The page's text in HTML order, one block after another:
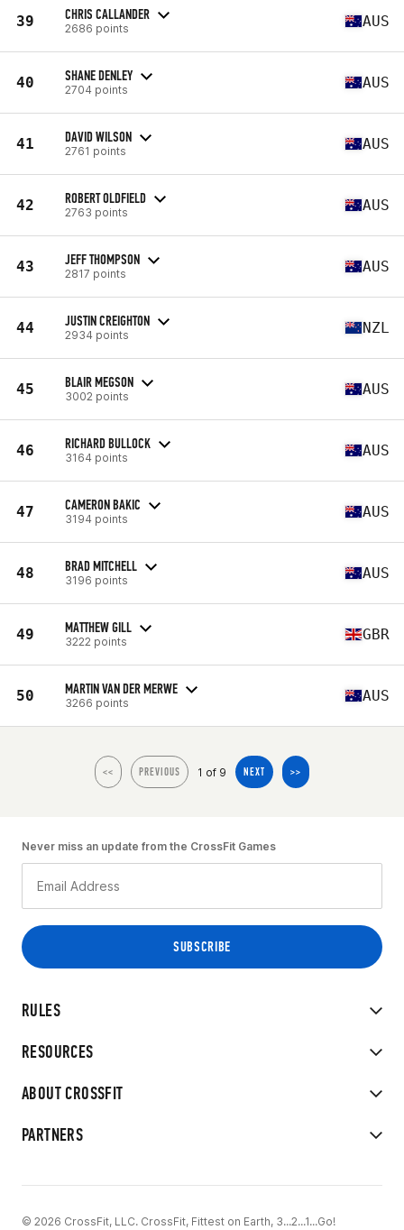
39 CHRIS CALLANDER
2686 points AUS
40 SHANE DENLEY
2704 points AUS
41 DAVID WILSON
2761 points AUS
42 ROBERT OLDFIELD
2763 points AUS
43 JEFF THOMPSON
2817 points AUS
44 JUSTIN CREIGHTON
2934 points NZL
45 BLAIR MEGSON
3002 points AUS
46 RICHARD BULLOCK
3164 points AUS
47 CAMERON BAKIC
3194 points AUS
48 BRAD MITCHELL
3196 points AUS
49 MATTHEW GILL
3222 points GBR
50 MARTIN VAN DER MERWE
3266 points AUS
<< PREVIOUS 1 of 9 NEXT >>
RULES
RESOURCES
ABOUT CROSSFIT
PARTNERS
Never miss an update from the CrossFit Games
© 2026 CrossFit, LLC. CrossFit, Fittest on Earth, 3...2...1...Go!